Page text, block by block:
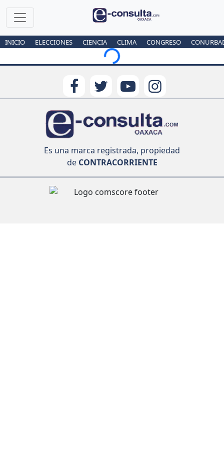
INICIO ELECCIONES CIENCIA CLIMA CONGRESO
Loading...
Es una marca registrada, propiedad
deCONTRACORRIENTE